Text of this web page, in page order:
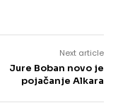
Next article
Jure Boban novo je
pojačanje Alkara